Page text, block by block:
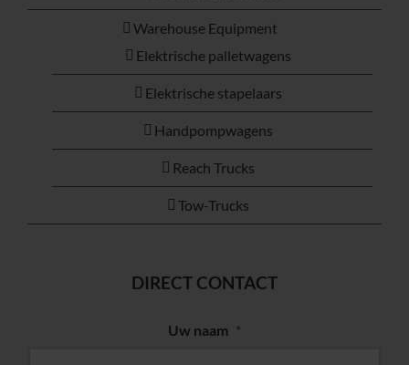
Warehouse Equipment
Elektrische palletwagens
Elektrische stapelaars
Handpompwagens
Reach Trucks
Tow-Trucks
DIRECT CONTACT
Uw naam *